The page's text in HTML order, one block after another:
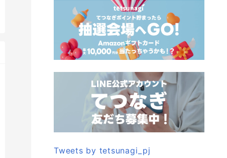
Tweets by tetsunagi_pj